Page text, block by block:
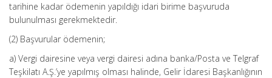
tarihine kadar ödemenin yapıldığı idari birime başvuruda
bulunulması gerekmektedir.
(2) Başvurular ödemenin;
a) Vergi dairesine veya vergi dairesi adına banka/Posta ve Telgraf
Teşkilatı A.Ş.’ye yapılmış olması halinde, Gelir İdaresi Başkanlığının